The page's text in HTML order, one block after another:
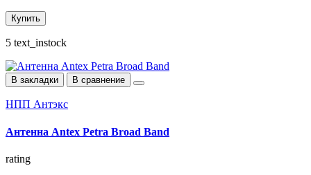
Купить
5 text_instock
В закладки В сравнение
НПП Антэкс
Антенна Antex Petra Broad Band
rating